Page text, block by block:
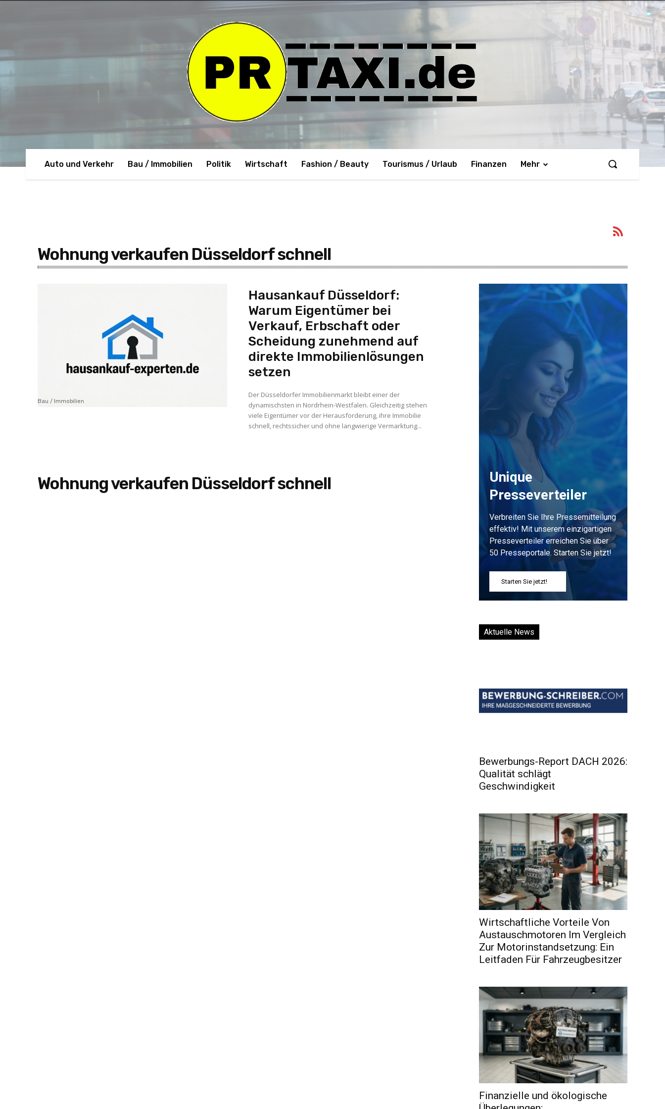
Auto und Verkehr Bau / Immobilien Politik Wirtschaft Fashion / Beauty Tourismus / Urlaub Finanzen Mehr
Wohnung verkaufen Düsseldorf schnell
Bau / Immobilien
Hausankauf Düsseldorf:
Warum Eigentümer bei
Verkauf, Erbschaft oder
Scheidung zunehmend auf
direkte Immobilienlösungen
setzen
Der Düsseldorfer Immobilienmarkt bleibt einer der
dynamischsten in Nordrhein-Westfalen. Gleichzeitig stehen
viele Eigentümer vor der Herausforderung, ihre Immobilie
schnell, rechtssicher und ohne langwierige Vermarktung...
Wohnung verkaufen Düsseldorf schnell
Unique
Presseverteiler
Verbreiten Sie Ihre Pressemitteilung
effektiv! Mit unserem einzigartigen
Presseverteiler erreichen Sie über
50 Presseportale. Starten Sie jetzt!
Starten Sie jetzt!
Aktuelle News
Bewerbungs-Report DACH 2026:
Qualität schlägt
Geschwindigkeit
Wirtschaftliche Vorteile Von
Austauschmotoren Im Vergleich
Zur Motorinstandsetzung: Ein
Leitfaden Für Fahrzeugbesitzer
Finanzielle und ökologische